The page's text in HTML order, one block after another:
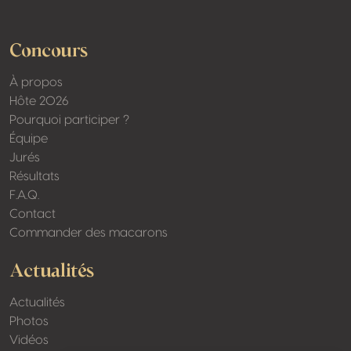
Concours
À propos
Hôte 2026
Pourquoi participer ?
Équipe
Jurés
Résultats
F.A.Q.
Contact
Commander des macarons
Actualités
Actualités
Photos
Vidéos